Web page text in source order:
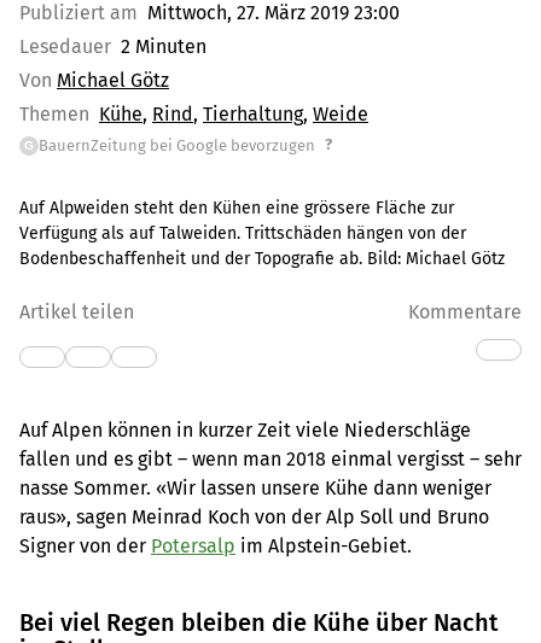
Publiziert am Mittwoch, 27. März 2019 23:00
Lesedauer 2 Minuten
Von Michael Götz
Themen Kühe Rind Tierhaltung Weide
G BauernZeitung bei Google bevorzugen ?
Auf Alpweiden steht den Kühen eine grössere Fläche zur
Verfügung als auf Talweiden. Trittschäden hängen von der
Bodenbeschaffenheit und der Topografie ab. Bild: Michael Götz
Artikel teilen Kommentare
Auf Alpen können in kurzer Zeit viele Niederschläge
fallen und es gibt – wenn man 2018 einmal vergisst – sehr
nasse Sommer. «Wir lassen unsere Kühe dann weniger
raus», sagen Meinrad Koch von der Alp Soll und Bruno
Signer von der Potersalp im Alpstein-Gebiet.
Bei viel Regen bleiben die Kühe über Nacht